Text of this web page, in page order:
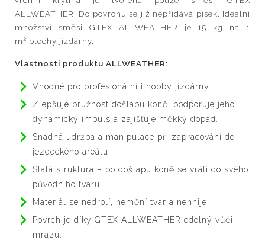
ALLWEATHER. Do povrchu se již nepřidává písek. Ideální
množství směsi GTEX ALLWEATHER je 15 kg na 1
m 2 plochy jízdárny.
Vlastnosti produktu ALLWEATHER:
Vhodné pro profesionální i hobby jízdárny.
Zlepšuje pružnost došlapu koně, podporuje jeho
dynamický impuls a zajišťuje měkký dopad.
Snadná údržba a manipulace při zapracování do
jezdeckého areálu.
Stálá struktura – po došlapu koně se vrátí do svého
původního tvaru.
Materiál se nedrolí, nemění tvar a nehnije.
Povrch je díky GTEX ALLWEATHER odolný vůči
mrazu.